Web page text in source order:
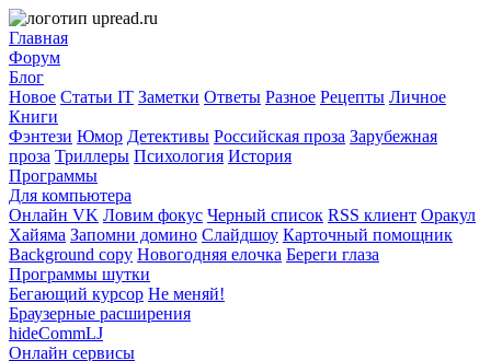
Главная
Форум
Блог
Новое Статьи IT Заметки Ответы Разное Рецепты Личное
Книги
Фэнтези Юмор Детективы Российская проза Зарубежная
проза Триллеры Психология История
Программы
Для компьютера
Онлайн VK Ловим фокус Черный список RSS клиент Оракул
Хайяма Запомни домино Слайдшоу Карточный помощник
Background copy Новогодняя елочка Береги глаза
Программы шутки
Бегающий курсор Не меняй!
Браузерные расширения
hideCommLJ
Онлайн сервисы